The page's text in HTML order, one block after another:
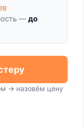
— до
→ назовём цену